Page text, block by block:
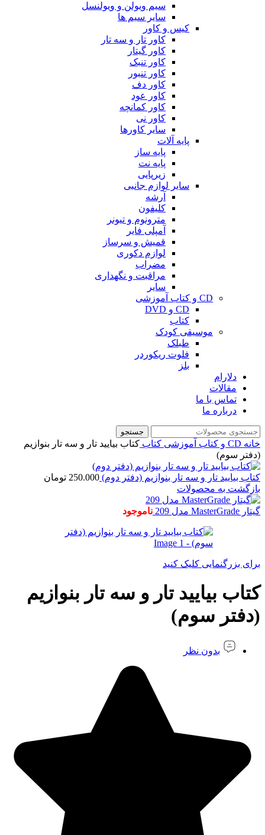
سیم ویولن و ویولنسل
سایر سیم ها
کیس و کاور
کاور تار و سه تار
کاور گیتار
کاور تنبک
کاور تنبور
کاور دف
کاور عود
کاور کمانچه
کاور نی
سایر کاورها
پایه آلات
پایه ساز
پایه نت
زیرپایی
سایر لوازم جانبی
آرشه
کلیفون
مترونوم و تیونر
آمپلی فایر
قمیش و سرساز
لوازم دکوری
مضراب
مراقبت و نگهداری
سایر
CD و کتاب آموزشی
CD و DVD
کتاب
موسیقی کودک
طبلک
فلوت ریکوردر
بلز
دلارام
مقالات
تماس با ما
درباره ما
جستجو
خانه CD و کتاب آموزشی کتاب کتاب بیایید تار و سه تار بنوازیم
(دفتر سوم)
کتاب بیایید تار و سه تار بنوازیم (دفتر دوم) 250.000 تومان
بازگشت به محصولات
گیتار MasterGrade مدل 209 ناموجود
برای بزرگنمایی کلیک کنید
کتاب بیایید تار و سه تار بنوازیم
(دفتر سوم)
بدون نظر